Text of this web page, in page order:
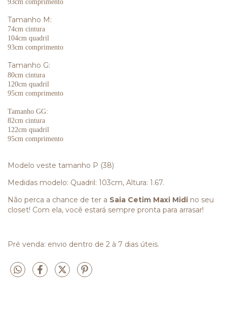
93cm comprimento
Tamanho M:
74cm cintura
104cm quadril
93cm comprimento
Tamanho G:
80cm cintura
120cm quadril
95cm comprimento
Tamanho GG:
82cm cintura
122cm quadril
95cm comprimento
Modelo veste tamanho P (38)
Medidas modelo: Quadril: 103cm, Altura: 1.67.
Não perca a chance de ter a Saia Cetim Maxi Midi no seu
closet! Com ela, você estará sempre pronta para arrasar!
Pré venda: envio dentro de 2 à 7 dias úteis.